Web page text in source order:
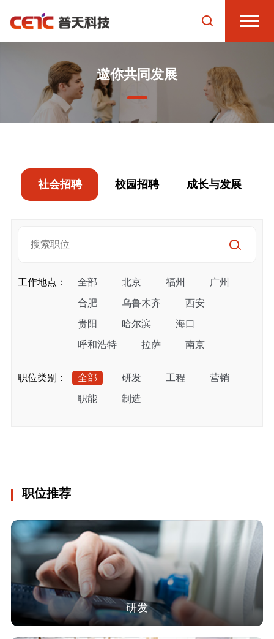
邀你共同发展
社会招聘 校园招聘 成长与发展
工作地点： 全部 北京 福州
广州
合肥
乌鲁木齐
西安
贵阳
哈尔滨
海口
呼和浩特
拉萨
南京
西宁
长春
成都
职位类别： 全部 研发 工程
营销
职能
制造
职位推荐
研发